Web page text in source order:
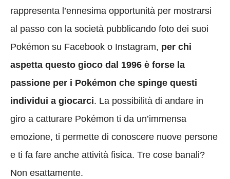
rappresenta l’ennesima opportunità per mostrarsi
al passo con la società pubblicando foto dei suoi
Pokémon su Facebook o Instagram, per chi
aspetta questo gioco dal 1996 è forse la
passione per i Pokémon che spinge questi
individui a giocarci. La possibilità di andare in
giro a catturare Pokémon ti da un’immensa
emozione, ti permette di conoscere nuove persone
e ti fa fare anche attività fisica. Tre cose banali?
Non esattamente.